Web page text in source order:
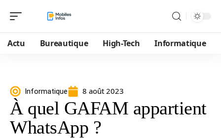
Actu Bureautique High-Tech Informatique
Informatique 8 août 2023
À quel GAFAM appartient
WhatsApp ?